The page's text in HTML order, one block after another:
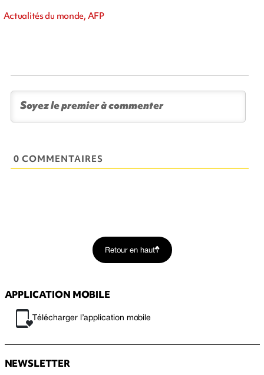
Actualités du monde, AFP
0 COMMENTAIRES
Retour en haut
APPLICATION MOBILE
Télécharger l’application mobile
NEWSLETTER